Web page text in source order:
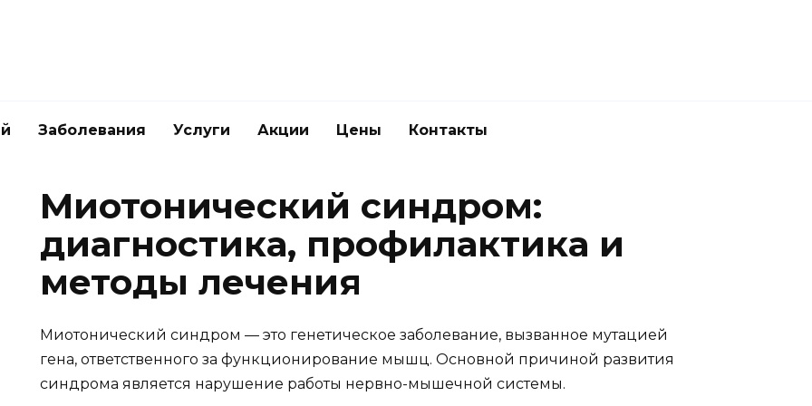
Заболевания Услуги Акции Цены Контакты
Миотонический синдром:
диагностика, профилактика и
методы лечения
Миотонический синдром — это генетическое заболевание, вызванное мутацией
гена, ответственного за функционирование мышц. Основной причиной развития
синдрома является нарушение работы нервно-мышечной системы.